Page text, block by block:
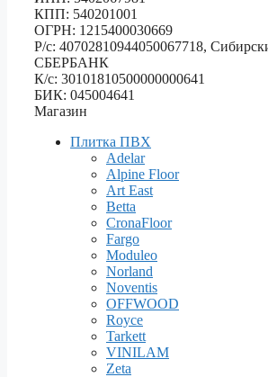
КПП: 540201001
ОГРН: 1215400030669
Р/с: 40702810944050067718,
СБЕРБАНК
К/с: 30101810500000000641
БИК: 045004641
Магазин
Плитка ПВХ
Adelar
Alpine Floor
Art East
Betta
CronaFloor
Fargo
Moduleo
Norland
Noventis
OFFWOOD
Royce
Tarkett
VINILAM
Zeta